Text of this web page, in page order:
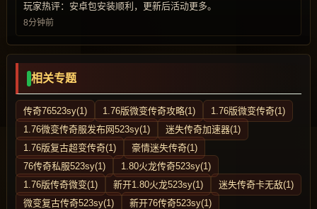
玩家热评：安卓包安装顺利，更新后活动更多。
8分钟前
相关专题
传奇76523sy(1) 1.76版微变传奇攻略(1)
1.76版微变传奇(1)
1.76微变传奇服发布网523sy(1)
迷失传奇加速器(1)
1.76版复古超变传奇(1)
豪情迷失传奇(1)
76传奇私服523sy(1)
1.80火龙传奇523sy(1)
1.76版传奇微变(1)
新开1.80火龙523sy(1)
迷失传奇卡无敌(1)
微变复古传奇523sy(1)
新开76传奇523sy(1)